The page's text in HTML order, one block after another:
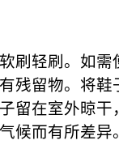
刷轻刷。如
残留物。将
留在室外晾
候而有所差异